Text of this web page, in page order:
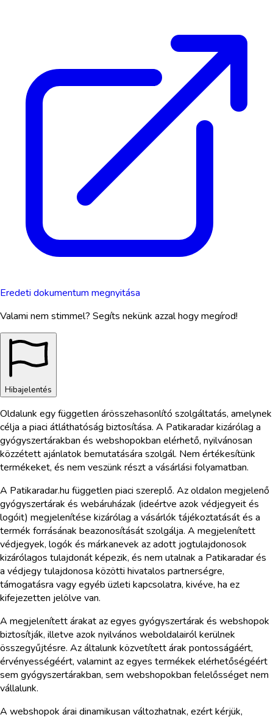
Eredeti dokumentum megnyitása
Valami nem stimmel? Segíts nekünk azzal hogy megírod!
Hibajelentés
Oldalunk egy független árösszehasonlító szolgáltatás, amelynek
célja a piaci átláthatóság biztosítása. A Patikaradar kizárólag a
gyógyszertárakban és webshopokban elérhető, nyilvánosan
közzétett ajánlatok bemutatására szolgál. Nem értékesítünk
termékeket, és nem veszünk részt a vásárlási folyamatban.
A Patikaradar.hu független piaci szereplő. Az oldalon megjelenő
gyógyszertárak és webáruházak (ideértve azok védjegyeit és
logóit) megjelenítése kizárólag a vásárlók tájékoztatását és a
termék forrásának beazonosítását szolgálja. A megjelenített
védjegyek, logók és márkanevek az adott jogtulajdonosok
kizárólagos tulajdonát képezik, és nem utalnak a Patikaradar és
a védjegy tulajdonosa közötti hivatalos partnerségre,
támogatásra vagy egyéb üzleti kapcsolatra, kivéve, ha ez
kifejezetten jelölve van.
A megjelenített árakat az egyes gyógyszertárak és webshopok
biztosítják, illetve azok nyilvános weboldalairól kerülnek
összegyűjtésre. Az általunk közvetített árak pontosságáért,
érvényességéért, valamint az egyes termékek elérhetőségéért
sem gyógyszertárakban, sem webshopokban felelősséget nem
vállalunk.
A webshopok árai dinamikusan változhatnak, ezért kérjük,